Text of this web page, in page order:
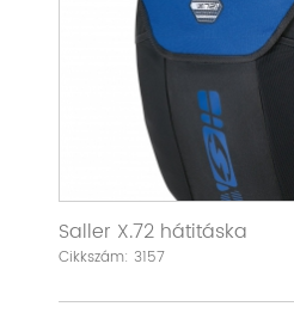
Saller X.72 hátitáska
Cikkszám: 3157